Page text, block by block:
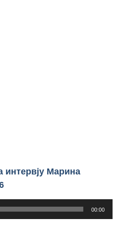
интервју Марина
00:00